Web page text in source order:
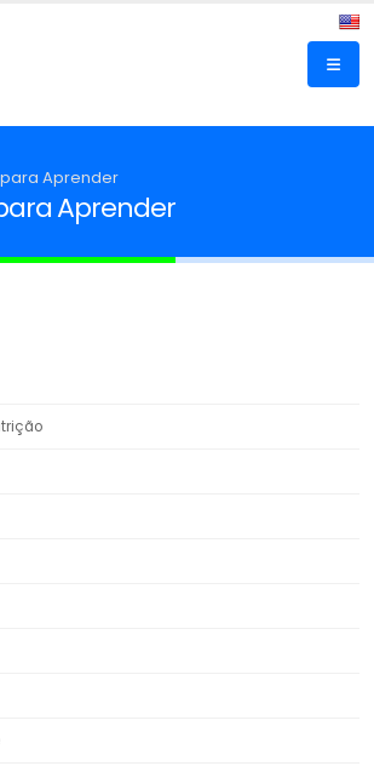
Aprender
Aprender